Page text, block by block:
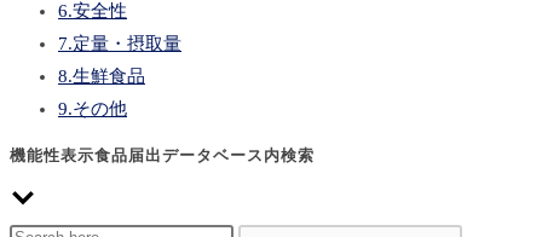
6.安全性
7.定量・摂取量
8.生鮮食品
9.その他
機能性表示食品届出データベース内検索